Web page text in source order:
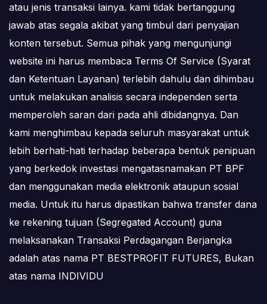
atau jenis transaksi lainya. kami tidak bertanggung
jawab atas segala akibat yang timbul dari penyajian
konten tersebut. Semua pihak yang mengunjungi
website ini harus membaca Terms Of Service (Syarat
dan Ketentuan Layanan) terlebih dahulu dan dihimbau
untuk melakukan analisis secara independen serta
memperoleh saran dari pada ahli dibidangnya. Dan
kami menghimbau kepada seluruh masyarakat untuk
lebih berhati-hati terhadap beberapa bentuk penipuan
yang berkedok investasi mengatasnamakan PT BPF
dan menggunakan media elektronik ataupun sosial
media. Untuk itu harus dipastikan bahwa transfer dana
ke rekening tujuan (Segregated Account) guna
melaksanakan Transaksi Perdagangan Berjangka
adalah atas nama PT BESTPROFIT FUTURES, Bukan
atas nama INDIVIDU